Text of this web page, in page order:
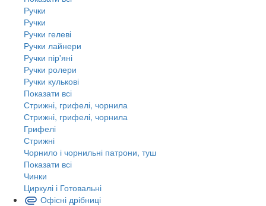
Ручки
Ручки
Ручки гелеві
Ручки лайнери
Ручки пір'яні
Ручки ролери
Ручки кулькові
Показати всі
Стрижні, грифелі, чорнила
Стрижні, грифелі, чорнила
Грифелі
Стрижні
Чорнило і чорнильні патрони, туш
Показати всі
Чинки
Циркулі і Готовальні
Офісні дрібниці